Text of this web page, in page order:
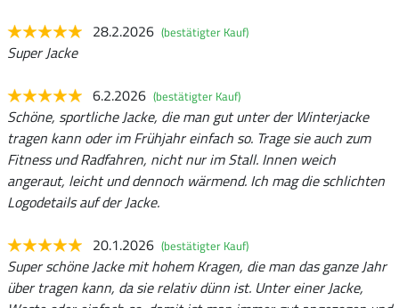
28.2.2026 (bestätigter Kauf)
Super Jacke
6.2.2026 (bestätigter Kauf)
Schöne, sportliche Jacke, die man gut unter der Winterjacke
tragen kann oder im Frühjahr einfach so. Trage sie auch zum
Fitness und Radfahren, nicht nur im Stall. Innen weich
angeraut, leicht und dennoch wärmend. Ich mag die schlichten
Logodetails auf der Jacke.
20.1.2026 (bestätigter Kauf)
Super schöne Jacke mit hohem Kragen, die man das ganze Jahr
über tragen kann, da sie relativ dünn ist. Unter einer Jacke,